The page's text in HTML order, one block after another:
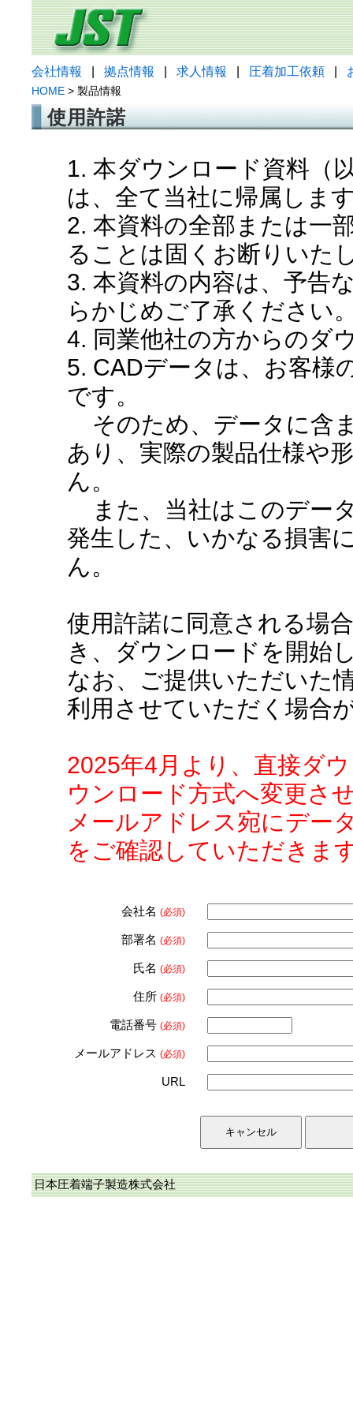
会社情報 拠点情報 求人情報 圧着加工依頼
HOME > 製品情報
使用許諾
1. 本ダウンロード資料（
は、全て当社に帰属しま
2. 本資料の全部または一
ることは固くお断りいた
3. 本資料の内容は、予告
らかじめご了承ください
4. 同業他社の方からのダ
5. CADデータは、お客様
です。
そのため、データに含
あり、実際の製品仕様や
ん。
また、当社はこのデー
発生した、いかなる損害
ん。
使用許諾に同意される場
き、ダウンロードを開始
なお、ご提供いただいた
利用させていただく場合
2025年4月より、直接ダ
ウンロード方式へ変更さ
メールアドレス宛にデー
をご確認していただきま
会社名 (必須)
部署名 (必須)
氏名 (必須)
住所 (必須)
電話番号 (必須)
メールアドレス (必須)
URL
日本圧着端子製造株式会社